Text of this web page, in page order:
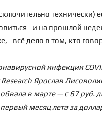
технически)
- и на прошлой
- всё дело в том, кто
инфекции
Ярослав
в марте — с 67 руб.
месяц лета за